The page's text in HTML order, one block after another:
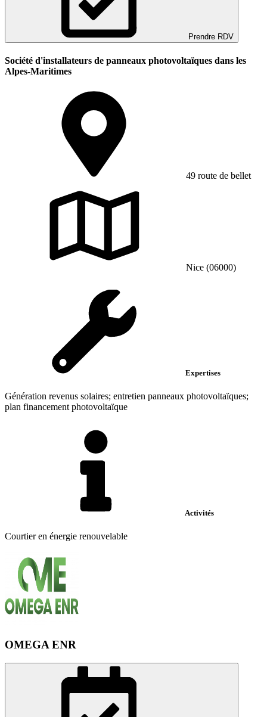
Prendre RDV
Société d'installateurs de panneaux photovoltaïques dans les
Alpes-Maritimes
49 route de bellet
Nice (06000)
Expertises
Génération revenus solaires; entretien panneaux photovoltaïques;
plan financement photovoltaïque
Activités
Courtier en énergie renouvelable
OMEGA ENR